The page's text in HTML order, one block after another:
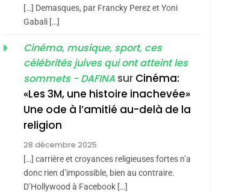
Accords D’Isaac:
L’alliance Pourrait
S’étendre À 13 Pays
D’Amérique Latine
ISRAÉL JUDAISME
5
Meurtrière Selon Le
Rapport D’ADL
Contre
FRANCE ISRAÉL
[…] Demasques, par Francky Perez et Yoni
Gabali […]
Cinéma, musique, sport, ces
célébrités juives qui ont atteint les
sommets - DAFINA sur Cinéma:
«Les 3M, une histoire inachevée»
Une ode à l’amitié au-delà de la
religion
28 décembre 2025
[…] carrière et croyances religieuses fortes n’a
donc rien d’impossible, bien au contraire.
D’Hollywood à Facebook […]